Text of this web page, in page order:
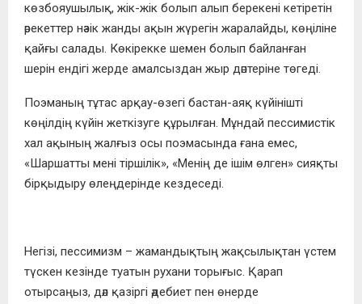
көзбояушылық, жік-жік болып алып берекені кетіретін
әрекеттер нәзік жанды ақын жүрегін жаралайды, көңіліне
қайғы салады. Көкірекке шемен болып байланған
шерін ендігі жерде амалсыз­дан жыр дәптеріне төгеді.
Поэманың тұтас арқау-өзегі бастан-аяқ күйінішті
көңілдің күйін жеткізуге құрылған. Мұндай пессимистік
хал ақының жалғыз осы поэмасында ғана емес,
«Шаршатты мені тіршілік», «Менің де ішім өлген» сияқ­ты
бірқыдыру өлеңдерінде кездеседі.
Негізі, пессимизм – жамандықтың жақсылықтан үстем
түскен кезінде туатын рухани торығыс. Қарап
отырсаңыз, дәл қазіргі әдебиет пен өнерде